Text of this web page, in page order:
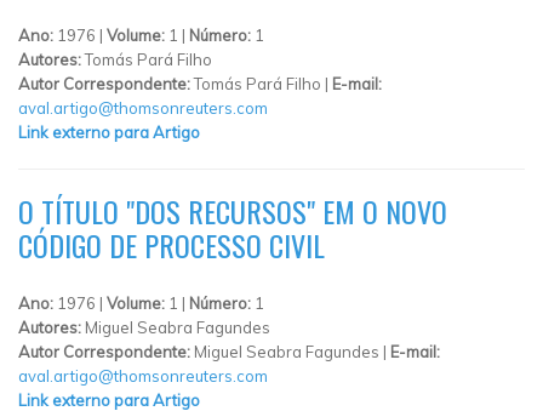
Ano: 1976 | Volume: 1 | Número: 1
Autores:Tomás Pará Filho
Autor Correspondente:Tomás Pará Filho | E-mail:
aval.artigo@thomsonreuters.com
Link externo para Artigo
O TÍTULO "DOS RECURSOS" EM O NOVO
CÓDIGO DE PROCESSO CIVIL
Ano: 1976 | Volume: 1 | Número: 1
Autores: Miguel Seabra Fagundes
Autor Correspondente: Miguel Seabra Fagundes | E-mail:
aval.artigo@thomsonreuters.com
Link externo para Artigo